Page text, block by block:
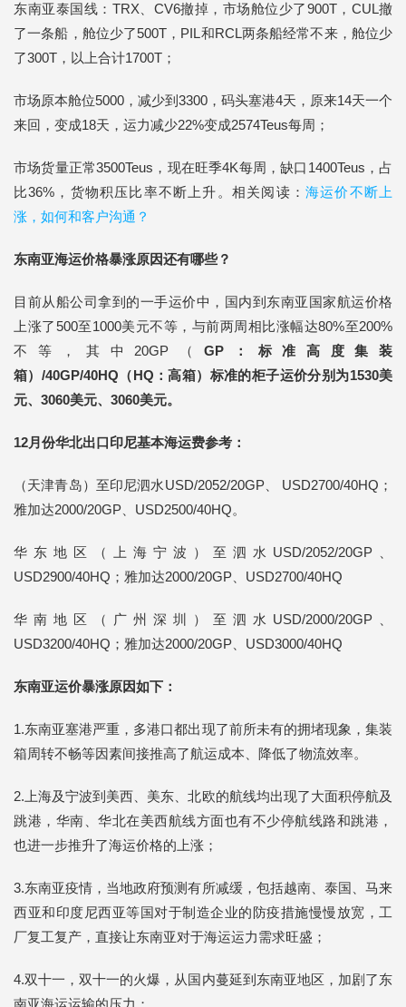
东南亚泰国线：TRX、CV6撤掉，市场舱位少了900T，CUL撤
了一条船，舱位少了500T，PIL和RCL两条船经常不来，舱位少
了300T，以上合计1700T；
市场原本舱位5000，减少到3300，码头塞港4天，原来14天一个
来回，变成18天，运力减少22%变成2574Teus每周；
市场货量正常3500Teus，现在旺季4K每周，缺口1400Teus，占
比36%，货物积压比率不断上升。相关阅读： 海运价不断上
涨，如何和客户沟通？
东南亚海运价格暴涨原因还有哪些？
目前从船公司拿到的一手运价中，国内到东南亚国家航运价格
上涨了500至1000美元不等，与前两周相比涨幅达80%至200%
不等，其中20GP（ GP：标准高度集装
箱）/40GP/40HQ（HQ：高箱）标准的柜子运价分别为1530美
元、3060美元、3060美元。
12月份华北出口印尼基本海运费参考：
（天津青岛）至印尼泗水USD/2052/20GP、 USD2700/40HQ；
雅加达2000/20GP、USD2500/40HQ。
华东地区（上海宁波）至泗水USD/2052/20GP、
USD2900/40HQ；雅加达2000/20GP、USD2700/40HQ
华南地区（广州深圳）至泗水USD/2000/20GP、
USD3200/40HQ；雅加达2000/20GP、USD3000/40HQ
东南亚运价暴涨原因如下：
1.东南亚塞港严重，多港口都出现了前所未有的拥堵现象，集装
箱周转不畅等因素间接推高了航运成本、降低了物流效率。
2.上海及宁波到美西、美东、北欧的航线均出现了大面积停航及
跳港，华南、华北在美西航线方面也有不少停航线路和跳港，
也进一步推升了海运价格的上涨；
3.东南亚疫情，当地政府预测有所减缓，包括越南、泰国、马来
西亚和印度尼西亚等国对于制造企业的防疫措施慢慢放宽，工
厂复工复产，直接让东南亚对于海运运力需求旺盛；
4.双十一，双十一的火爆，从国内蔓延到东南亚地区，加剧了东
南亚海运运输的压力；